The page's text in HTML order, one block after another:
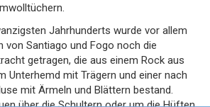
Jahrhunderts wurde vor allem
von Santiago und Fogo noch die
getragen, die aus einem Rock aus
Unterhemd mit Trägern und einer nach
mit Ärmeln und Blättern bestand.